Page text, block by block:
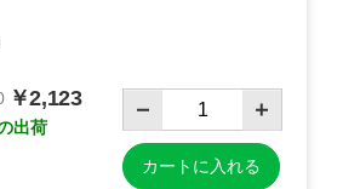
￥2,123
出荷
カートに入れる